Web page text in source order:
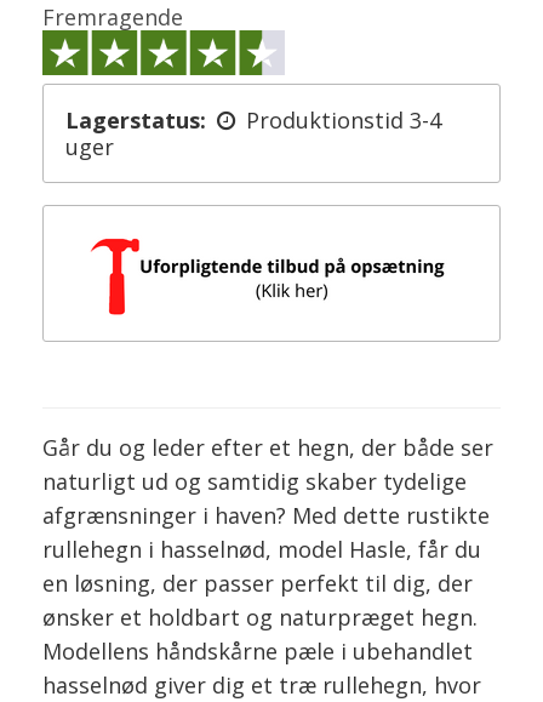
Fremragende
Lagerstatus:
Produktionstid 3-4
uger
Går du og leder efter et hegn, der både ser
naturligt ud og samtidig skaber tydelige
afgrænsninger i haven? Med dette rustikte
rullehegn i hasselnød, model Hasle, får du
en løsning, der passer perfekt til dig, der
ønsker et holdbart og naturpræget hegn.
Modellens håndskårne pæle i ubehandlet
hasselnød giver dig et træ rullehegn, hvor